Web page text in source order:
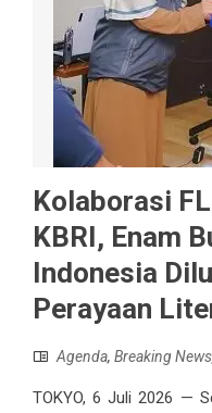
Kolaborasi
KBRI, Enam
Indonesia
Perayaan
Agenda, Breaking News
TOKYO, 6 Juli 2026 —